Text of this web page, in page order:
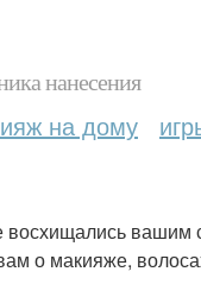
нанесения
на дому
восхищались
о макияже,